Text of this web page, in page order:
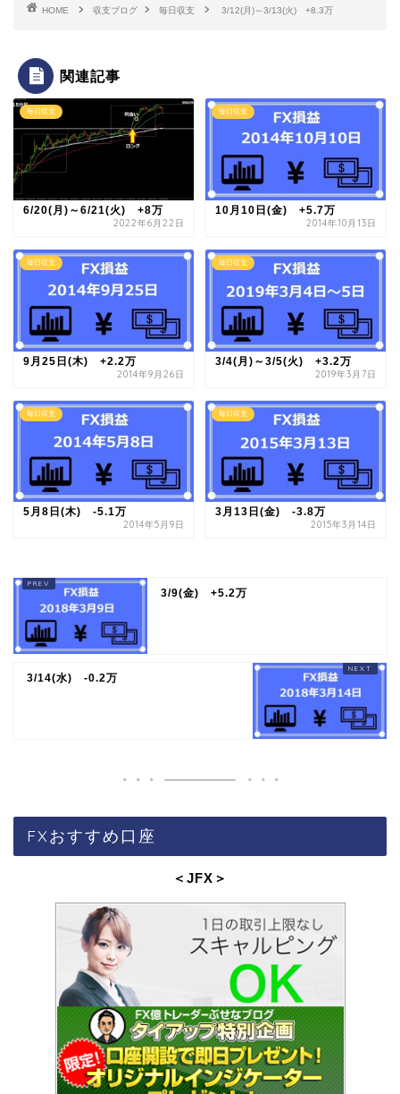
HOME 収支ブログ 毎日収支 3/12(月)～3/13(火) +8.3万
関連記事
毎日収支
6/20(月)～6/21(火) +8万
2022年6月22日
毎日収支
10月10日(金) +5.7万
2014年10月13日
毎日収支
9月25日(木) +2.2万
2014年9月26日
毎日収支
3/4(月)～3/5(火) +3.2万
2019年3月7日
毎日収支
5月8日(木) -5.1万
2014年5月9日
毎日収支
3月13日(金) -3.8万
2015年3月14日
3/9(金) +5.2万
3/14(水) -0.2万
FXおすすめ口座
＜JFX ＞